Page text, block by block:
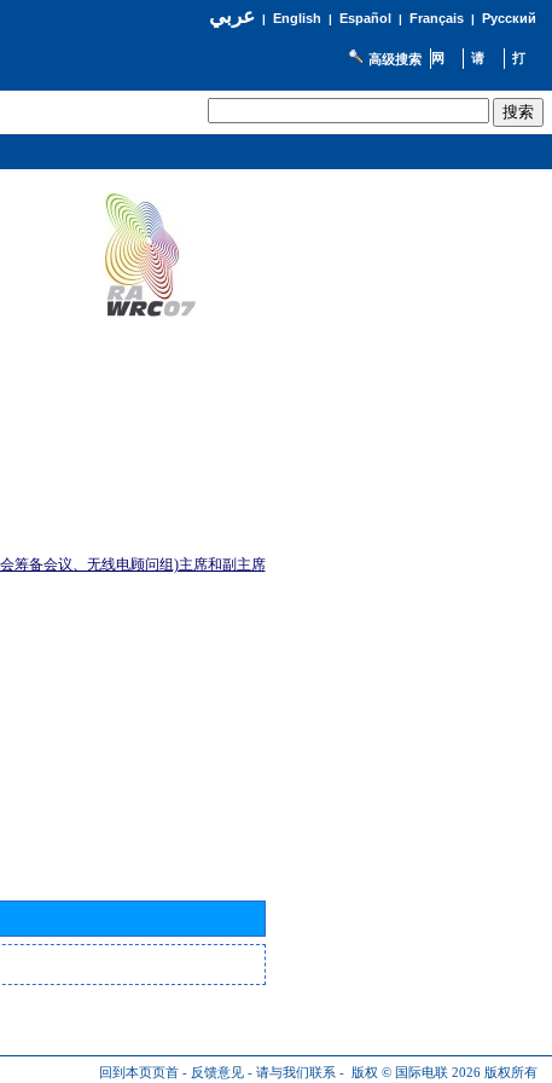
عربي| English | Español | Français| Русский
高级搜索
筹备会议、无线电顾问组)主席和副主席
回到本页页首 - 反馈意见 - 请与我们联系 - 版权 © 国际电联 2026 版权所有